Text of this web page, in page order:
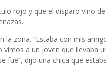
rojo y que el disparo vino
la zona. “Estaba con mis
a un joven que llevaba
fue”, dijo una chica que